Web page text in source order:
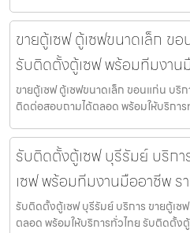
ขายตู้เซฟ ตู้เซฟขนาดเล็ก ข
รับติดตั้งตู้เซฟ พร้อมทีมงาน
ขายตู้เซฟ ตู้เซฟขนาดเล็ก ขอนแก่น บริ
ติดต่อสอบถามได้ตลอด พร้อมให้บริการ
รับติดตั้งตู้เซฟ บุรีรัมย์ บริก
เซฟ พร้อมทีมงานมืออาชีพ ร
รับติดตั้งตู้เซฟ บุรีรัมย์ บริการ ขายตู้เ
ตลอด พร้อมให้บริการทั่วไทย รับติดตั้ง